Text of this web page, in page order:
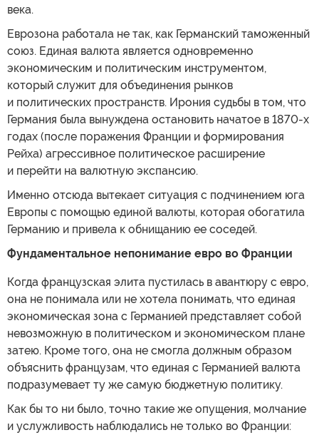
века.
Еврозона работала не так, как Германский таможенный
союз. Единая валюта является одновременно
экономическим и политическим инструментом,
который служит для объединения рынков
и политических пространств. Ирония судьбы в том, что
Германия была вынуждена остановить начатое в 1870-х
годах (после поражения Франции и формирования
Рейха) агрессивное политическое расширение
и перейти на валютную экспансию.
Именно отсюда вытекает ситуация с подчинением юга
Европы с помощью единой валюты, которая обогатила
Германию и привела к обнищанию ее соседей.
Фундаментальное непонимание евро во Франции
Когда французская элита пустилась в авантюру с евро,
она не понимала или не хотела понимать, что единая
экономическая зона с Германией представляет собой
невозможную в политическом и экономическом плане
затею. Кроме того, она не смогла должным образом
объяснить французам, что единая с Германией валюта
подразумевает ту же самую бюджетную политику.
Как бы то ни было, точно такие же опущения, молчание
и услужливость наблюдались не только во Франции: